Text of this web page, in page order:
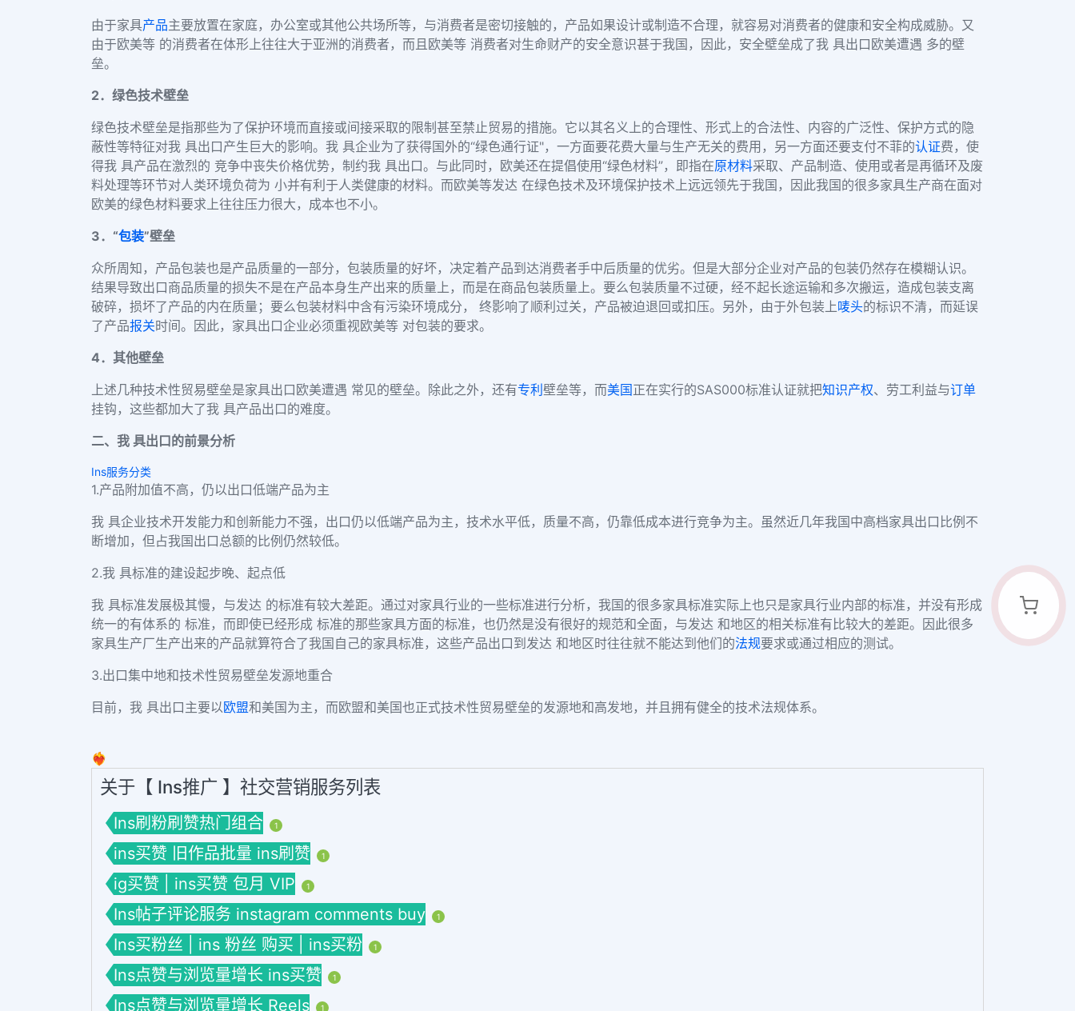
由于家具产品主要放置在家庭，办公室或其他公共场所等，与消费者是密切接触的，产品如果设计或制造不合理，就容易对消费者的健康和安全构成威胁。又
由于欧美等 的消费者在体形上往往大于亚洲的消费者，而且欧美等 消费者对生命财产的安全意识甚于我国，因此，安全壁垒成了我 具出口欧美遭遇 多的壁
垒。
2．绿色技术壁垒
绿色技术壁垒是指那些为了保护环境而直接或间接采取的限制甚至禁止贸易的措施。它以其名义上的合理性、形式上的合法性、内容的广泛性、保护方式的隐
蔽性等特征对我 具出口产生巨大的影响。我 具企业为了获得国外的“绿色通行证"，一方面要花费大量与生产无关的费用，另一方面还要支付不菲的认证费，使
得我 具产品在激烈的 竞争中丧失价格优势，制约我 具出口。与此同时，欧美还在提倡使用“绿色材料”，即指在原材料采取、产品制造、使用或者是再循环及废
料处理等环节对人类环境负荷为 小并有利于人类健康的材料。而欧美等发达 在绿色技术及环境保护技术上远远领先于我国，因此我国的很多家具生产商在面对
欧美的绿色材料要求上往往压力很大，成本也不小。
3．“包装”壁垒
众所周知，产品包装也是产品质量的一部分，包装质量的好坏，决定着产品到达消费者手中后质量的优劣。但是大部分企业对产品的包装仍然存在模糊认识。
结果导致出口商品质量的损失不是在产品本身生产出来的质量上，而是在商品包装质量上。要么包装质量不过硬，经不起长途运输和多次搬运，造成包装支离
破碎，损坏了产品的内在质量；要么包装材料中含有污染环境成分， 终影响了顺利过关，产品被迫退回或扣压。另外，由于外包装上唛头的标识不清，而延误
了产品报关时间。因此，家具出口企业必须重视欧美等 对包装的要求。
4．其他壁垒
上述几种技术性贸易壁垒是家具出口欧美遭遇 常见的壁垒。除此之外，还有专利 壁垒等，而美国正在实行的SAS000标准认证就把知识产权、劳工利益与订单
挂钩，这些都加大了我 具产品出口的难度。
二、我 具出口的前景分析
Ins服务分类
1.产品附加值不高，仍以出口低端产品为主
我 具企业技术开发能力和创新能力不强，出口仍以低端产品为主，技术水平低，质量不高，仍靠低成本进行竞争为主。虽然近几年我国中高档家具出口比例不
断增加，但占我国出口总额的比例仍然较低。
2.我 具标准的建设起步晚、起点低
我 具标准发展极其慢，与发达 的标准有较大差距。通过对家具行业的一些标准进行分析，我国的很多家具标准实际上也只是家具行业内部的标准，并没有形成
统一的有体系的 标准，而即使已经形成 标准的那些家具方面的标准，也仍然是没有很好的规范和全面，与发达 和地区的相关标准有比较大的差距。因此很多
家具生产厂生产出来的产品就算符合了我国自己的家具标准，这些产品出口到发达 和地区时往往就不能达到他们的法规要求或通过相应的测试。
3.出口集中地和技术性贸易壁垒发源地重合
目前，我 具出口主要以欧盟和美国为主，而欧盟和美国也正式技术性贸易壁垒的发源地和高发地，并且拥有健全的技术法规体系。
❤️‍🔥
关于【 Ins推广 】社交营销服务列表
Ins刷粉刷赞热门组合 1
ins买赞 旧作品批量 ins刷赞 1
ig买赞 | ins买赞 包月 VIP 1
Ins帖子评论服务 instagram comments buy 1
Ins买粉丝 | ins 粉丝 购买 | ins买粉 1
Ins点赞与浏览量增长 ins买赞 1
Ins点赞与浏览量增长 Reels 1